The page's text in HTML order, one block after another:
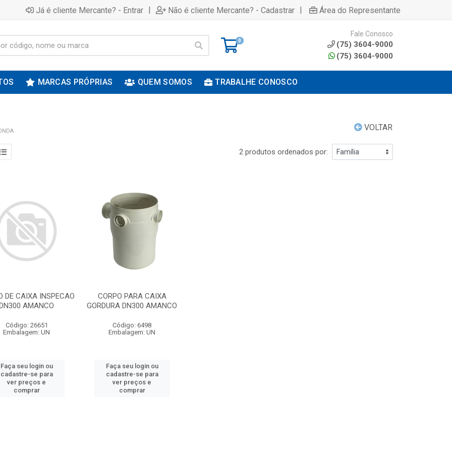
Já é cliente Mercante? - Entrar | Não é cliente Mercante? - Cadastrar | Área do Representante
0
Fale Conosco
(75) 3604-9000
(75) 3604-9000
MARCAS PRÓPRIAS QUEM SOMOS TRABALHE CONOSCO
VOLTAR
2 produtos ordenados por:
DE CAIXA INSPECAO
AMANCO
Código: 26651
Embalagem: UN
Faça seu login ou
cadastre-se para
ver preços e
comprar
CORPO PARA CAIXA
GORDURA DN300 AMANCO
Código: 6498
Embalagem: UN
Faça seu login ou
cadastre-se para
ver preços e
comprar